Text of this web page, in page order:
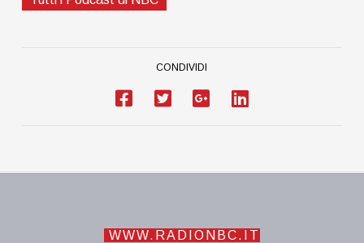
CONDIVIDI
WWW.RADIONBC.IT